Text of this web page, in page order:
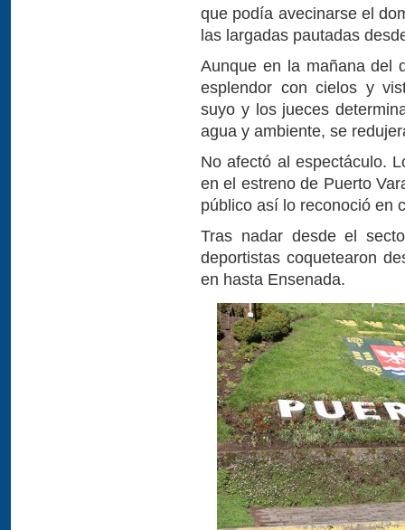
que podía avecinarse el
las largadas pautadas
Aunque en la mañana del
esplendor con cielos y
suyo y los jueces
agua y ambiente, se
No afectó al espectáculo.
en el estreno de Puerto
público así lo reconoció en
Tras nadar desde el
deportistas coquetearon
en hasta Ensenada.